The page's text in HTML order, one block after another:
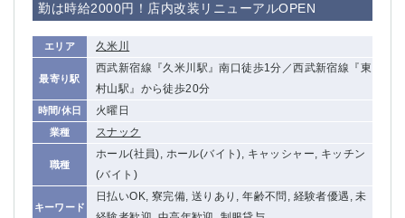
勤は時給2000円！店内改装リニューアルOPEN
エリア 久米川
最寄り駅
西武新宿線『久米川駅』南口徒歩1分／西武新宿線『東
村山駅』から徒歩20分
時間/休日 火曜日
業種 スナック
職種
ホール(社員), ホール(バイト), キャッシャー, キッチン
(バイト)
キーワード
日払いOK, 寮完備, 送りあり, 年齢不問, 経験者優遇, 未
立川（南口）
新宿
中野
府中
中目黒
ひばりヶ丘（北口）
吉祥寺（南口／公園口）
自由が丘
四谷
下北沢・経堂
金町（北口）
成増駅徒歩3分の好立地！①JR埼京線「赤羽駅」から徒歩2分 ②東